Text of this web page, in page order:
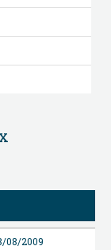
08/2009